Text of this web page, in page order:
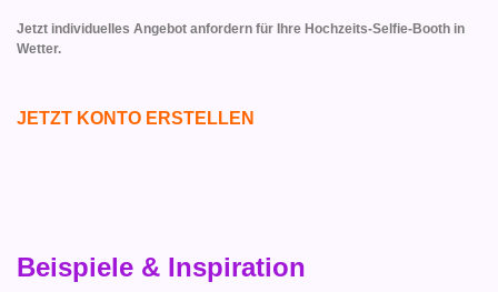
Jetzt individuelles Angebot anfordern für Ihre Hochzeits-Selfie-Booth in
Wetter.
JETZT KONTO ERSTELLEN
Beispiele & Inspiration